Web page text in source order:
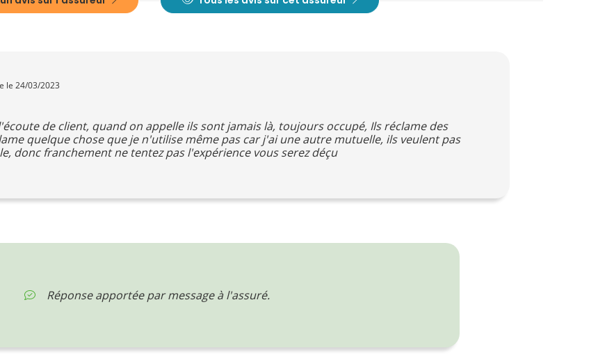
le 24/03/2023
de client, quand on appelle ils sont jamais là, toujours occupé, Ils réclame des
quelque chose que je n'utilise même pas car j'ai une autre mutuelle, ils veulent pas
donc franchement ne tentez pas l'expérience vous serez déçu
Réponse apportée par message à l'assuré.